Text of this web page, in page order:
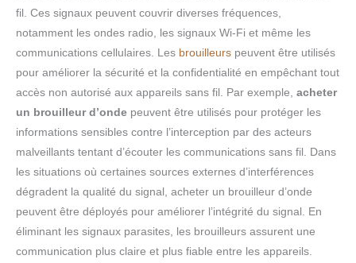
fil. Ces signaux peuvent couvrir diverses fréquences,
notamment les ondes radio, les signaux Wi-Fi et même les
communications cellulaires. Les brouilleurs peuvent être utilisés
pour améliorer la sécurité et la confidentialité en empêchant tout
accès non autorisé aux appareils sans fil. Par exemple, acheter
un brouilleur d’onde peuvent être utilisés pour protéger les
informations sensibles contre l’interception par des acteurs
malveillants tentant d’écouter les communications sans fil. Dans
les situations où certaines sources externes d’interférences
dégradent la qualité du signal, acheter un brouilleur d’onde
peuvent être déployés pour améliorer l’intégrité du signal. En
éliminant les signaux parasites, les brouilleurs assurent une
communication plus claire et plus fiable entre les appareils.